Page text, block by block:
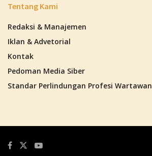
Tentang Kami
Redaksi & Manajemen
Iklan & Advetorial
Kontak
Pedoman Media Siber
Standar Perlindungan Profesi Wartawan